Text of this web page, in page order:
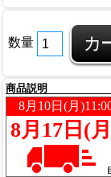
数量
商品説明